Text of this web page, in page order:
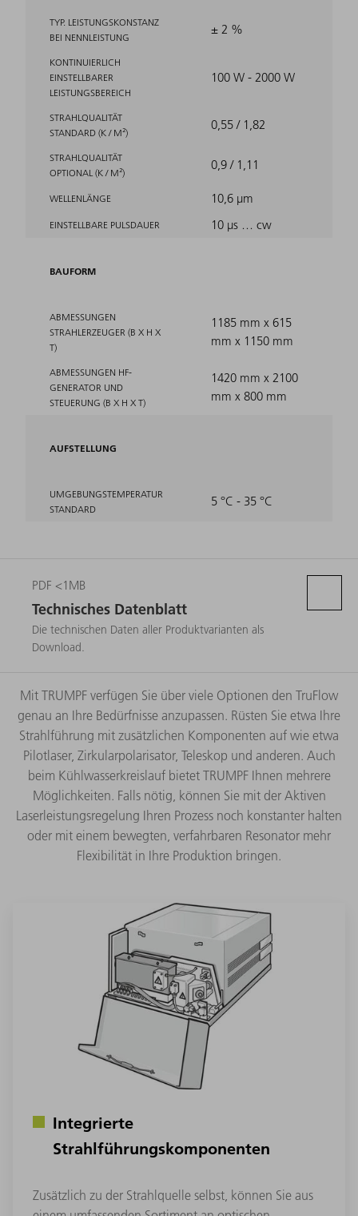
TYP. LEISTUNGSKONSTANZ
BEI NENNLEISTUNG
± 2 %
KONTINUIERLICH
EINSTELLBARER
LEISTUNGSBEREICH
100 W - 2000 W
STRAHLQUALITÄT
STANDARD (K / M²)
0,55 / 1,82
STRAHLQUALITÄT
OPTIONAL (K / M²)
0,9 / 1,11
WELLENLÄNGE 10,6 μm
EINSTELLBARE PULSDAUER 10 µs … cw
BAUFORM
ABMESSUNGEN
STRAHLERZEUGER (B X H X
T)
1185 mm x 615
mm x 1150 mm
ABMESSUNGEN HF-
GENERATOR UND
STEUERUNG (B X H X T)
1420 mm x 2100
mm x 800 mm
AUFSTELLUNG
UMGEBUNGSTEMPERATUR
STANDARD
5 °C - 35 °C
PDF <1MB
Technisches Datenblatt
Die technischen Daten aller Produktvarianten als
Download.
Mit TRUMPF verfügen Sie über viele Optionen den TruFlow
genau an Ihre Bedürfnisse anzupassen. Rüsten Sie etwa Ihre
Strahlführung mit zusätzlichen Komponenten auf wie etwa
Pilotlaser, Zirkularpolarisator, Teleskop und anderen. Auch
beim Kühlwasserkreislauf bietet TRUMPF Ihnen mehrere
Möglichkeiten. Falls nötig, können Sie mit der Aktiven
Laserleistungsregelung Ihren Prozess noch konstanter halten
oder mit einem bewegten, verfahrbaren Resonator mehr
Flexibilität in Ihre Produktion bringen.
Integrierte
Strahlführungskomponenten
Zusätzlich zu der Strahlquelle selbst, können Sie aus